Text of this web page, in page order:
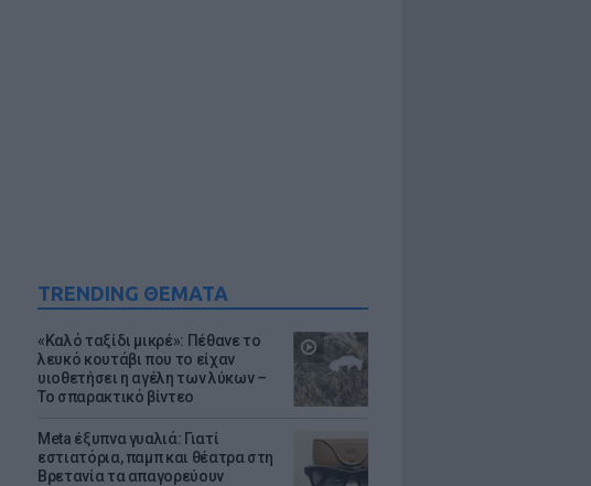
TRENDING ΘΕΜΑΤΑ
«Καλό ταξίδι μικρέ»: Πέθανε το
λευκό κουτάβι που το είχαν
υιοθετήσει η αγέλη των λύκων –
Το σπαρακτικό βίντεο
Meta έξυπνα γυαλιά: Γιατί
εστιατόρια, παμπ και θέατρα στη
Βρετανία τα απαγορεύουν